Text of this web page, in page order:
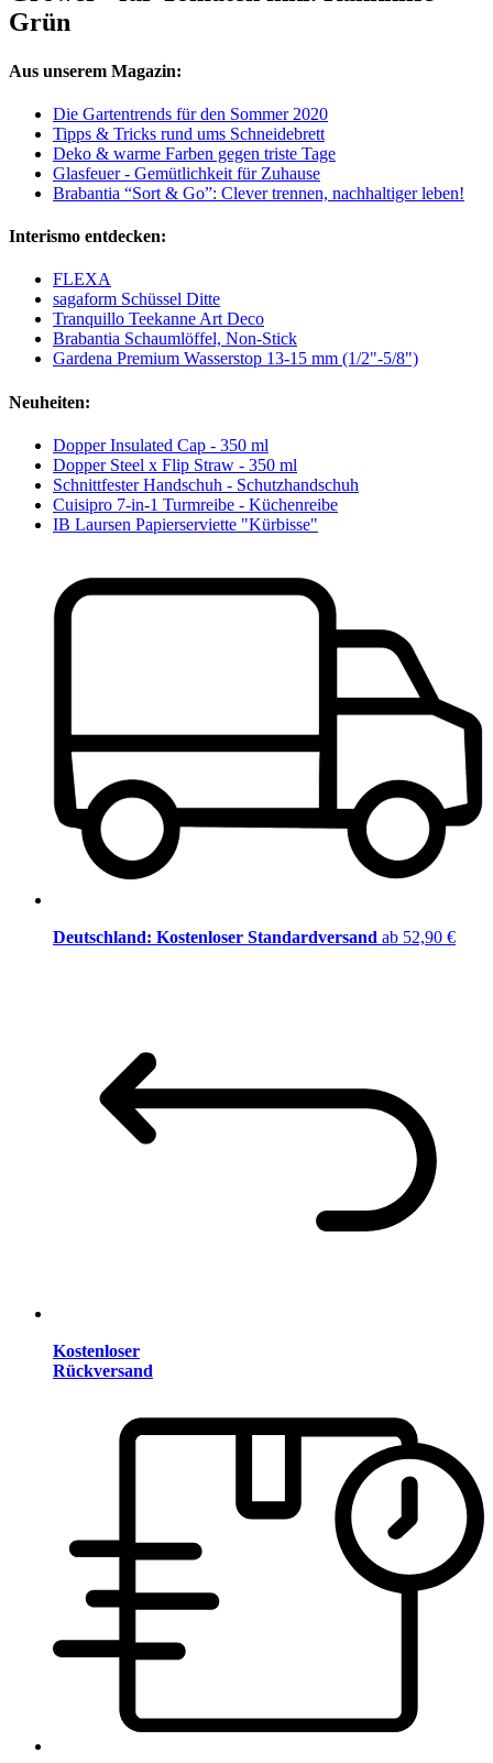
Grün
Aus unserem Magazin:
Die Gartentrends für den Sommer 2020
Tipps & Tricks rund ums Schneidebrett
Deko & warme Farben gegen triste Tage
Glasfeuer - Gemütlichkeit für Zuhause
Brabantia “Sort & Go”: Clever trennen, nachhaltiger leben!
Interismo entdecken:
FLEXA
sagaform Schüssel Ditte
Tranquillo Teekanne Art Deco
Brabantia Schaumlöffel, Non-Stick
Gardena Premium Wasserstop 13-15 mm (1/2"-5/8")
Neuheiten:
Dopper Insulated Cap - 350 ml
Dopper Steel x Flip Straw - 350 ml
Schnittfester Handschuh - Schutzhandschuh
Cuisipro 7-in-1 Turmreibe - Küchenreibe
IB Laursen Papierserviette "Kürbisse"
Deutschland: Kostenloser Standardversand ab 52,90 €
Kostenloser
Rückversand